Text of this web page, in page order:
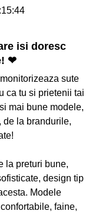
isi doresc
❤
sute
ca tu si prietenii tai
mai bune modele,
de la brandurile,
la preturi bune,
design tip
Modele
faine,